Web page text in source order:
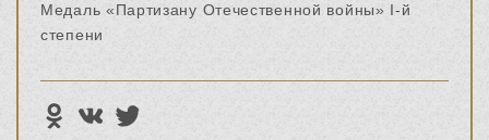
Медаль «Партизану Отечественной войны» I-й
степени